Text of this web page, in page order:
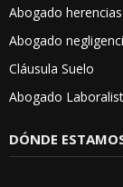
Abogado herencias
Abogado
Cláusula Suelo
Abogado
DÓNDE